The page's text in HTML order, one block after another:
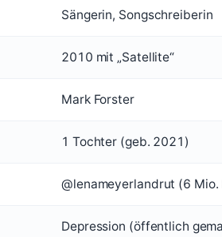
Sängerin, Songschreiberin
2010 mit „Satellite“
Mark Forster
1 Tochter (geb. 2021)
@lenameyerlandrut (6 Mio.
Depression (öffentlich